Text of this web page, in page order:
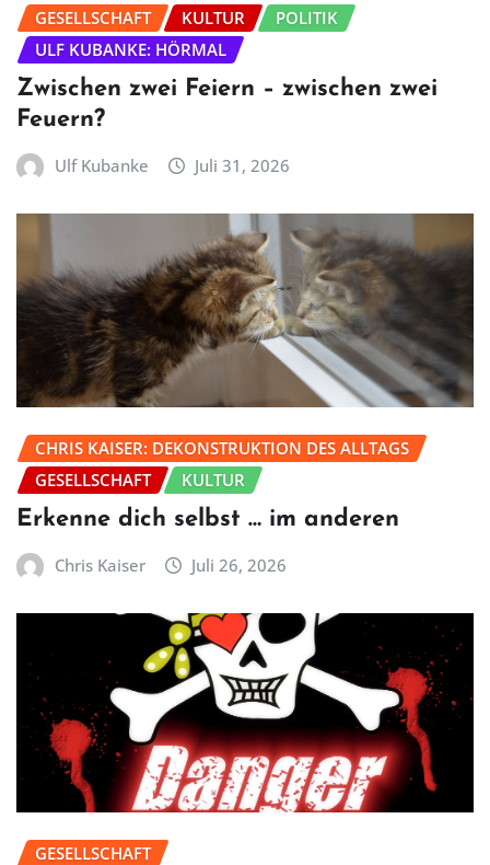
GESELLSCHAFT KULTUR
POLITIK
ULF KUBANKE: HÖRMAL
Zwischen zwei Feiern – zwischen zwei
Feuern?
Ulf Kubanke Juli 31, 2026
CHRIS KAISER: DEKONSTRUKTION DES ALLTAGS
GESELLSCHAFT
KULTUR
Erkenne dich selbst … im anderen
Chris Kaiser Juli 26, 2026
GESELLSCHAFT